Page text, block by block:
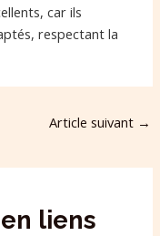
car ils
respectant la
Article suivant →
liens